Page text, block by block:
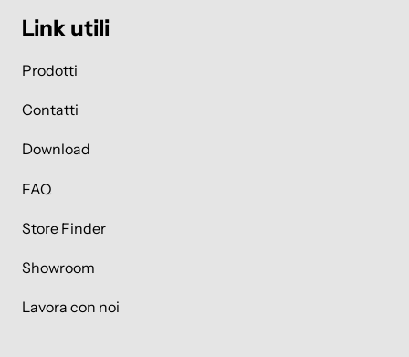
Link utili
Prodotti
Contatti
Download
FAQ
Store Finder
Showroom
Lavora con noi